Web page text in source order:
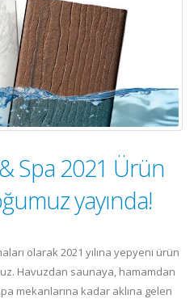
Spa 2021 Ürün
yayında!
olarak 2021 yılına yepyeni ürün
Havuzdan saunaya, hamamdan
mekanlarına kadar aklına gelen